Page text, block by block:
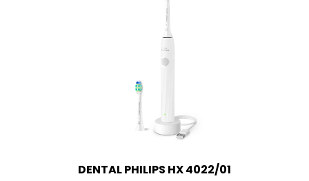
DENTAL PHILIPS HX 4022/01